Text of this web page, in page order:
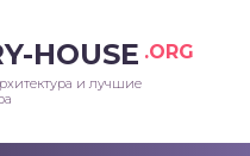
HOUSE .ORG
и лучшие